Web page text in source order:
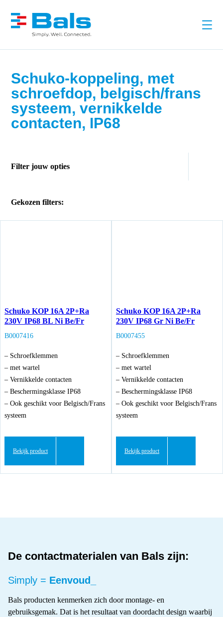
Schuko-koppeling, met
schroefdop, belgisch/frans
systeem, vernikkelde
contacten, IP68
Filter jouw opties
Gekozen filters:
Schuko KOP 16A 2P+Ra
230V IP68 BL Ni Be/Fr
B0007416
– Schroefklemmen
– met wartel
– Vernikkelde contacten
– Beschermingsklasse IP68
– Ook geschikt voor Belgisch/Frans
systeem
Bekijk product
Schuko KOP 16A 2P+Ra
230V IP68 Gr Ni Be/Fr
B0007455
– Schroefklemmen
– met wartel
– Vernikkelde contacten
– Beschermingsklasse IP68
– Ook geschikt voor Belgisch/Frans
systeem
Bekijk product
De contactmaterialen van Bals zijn:
Simply = Eenvoud_
Bals producten kenmerken zich door montage- en
gebruiksgemak. Dat is het resultaat van doordacht design waarbij